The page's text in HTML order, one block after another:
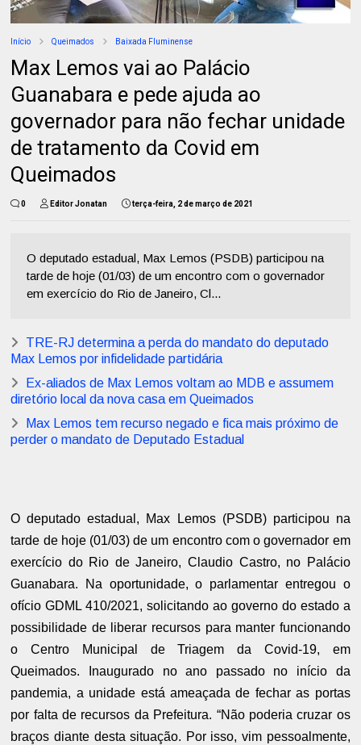
Início Queimados Baixada Fluminense
Max Lemos vai ao Palácio
Guanabara e pede ajuda ao
governador para não fechar unidade
de tratamento da Covid em
Queimados
0 Editor Jonatan terça-feira, 2 de março de 2021
O deputado estadual, Max Lemos (PSDB) participou na
tarde de hoje (01/03) de um encontro com o governador
em exercício do Rio de Janeiro, Cl...
TRE-RJ determina a perda do mandato do deputado
Max Lemos por infidelidade partidária
Ex-aliados de Max Lemos voltam ao MDB e assumem
diretório local da nova casa em Queimados
Max Lemos tem recurso negado e fica mais próximo de
perder o mandato de Deputado Estadual
O deputado estadual, Max Lemos (PSDB) participou na
tarde de hoje (01/03) de um encontro com o governador em
exercício do Rio de Janeiro, Claudio Castro, no Palácio
Guanabara. Na oportunidade, o parlamentar entregou o
ofício GDML 410/2021, solicitando ao governo do estado a
possibilidade de liberar recursos para manter funcionando
o Centro Municipal de Triagem da Covid-19, em
Queimados. Inaugurado no ano passado no início da
pandemia, a unidade está ameaçada de fechar as portas
por falta de recursos da Prefeitura. “Não poderia cruzar os
braços diante desta situação. Por isso, vim pessoalmente,